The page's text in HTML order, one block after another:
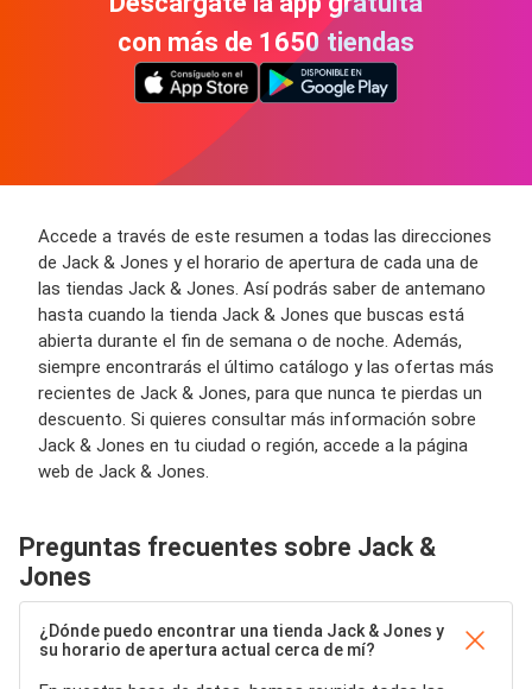
con más de 1650 tiendas
Accede a través de este resumen a todas las direcciones
de Jack & Jones y el horario de apertura de cada una de
las tiendas Jack & Jones. Así podrás saber de antemano
hasta cuando la tienda Jack & Jones que buscas está
abierta durante el fin de semana o de noche. Además,
siempre encontrarás el último catálogo y las ofertas más
recientes de Jack & Jones, para que nunca te pierdas un
descuento. Si quieres consultar más información sobre
Jack & Jones en tu ciudad o región, accede a la página
web de Jack & Jones.
Preguntas frecuentes sobre Jack &
Jones
¿Dónde puedo encontrar una tienda Jack & Jones y
su horario de apertura actual cerca de mí?